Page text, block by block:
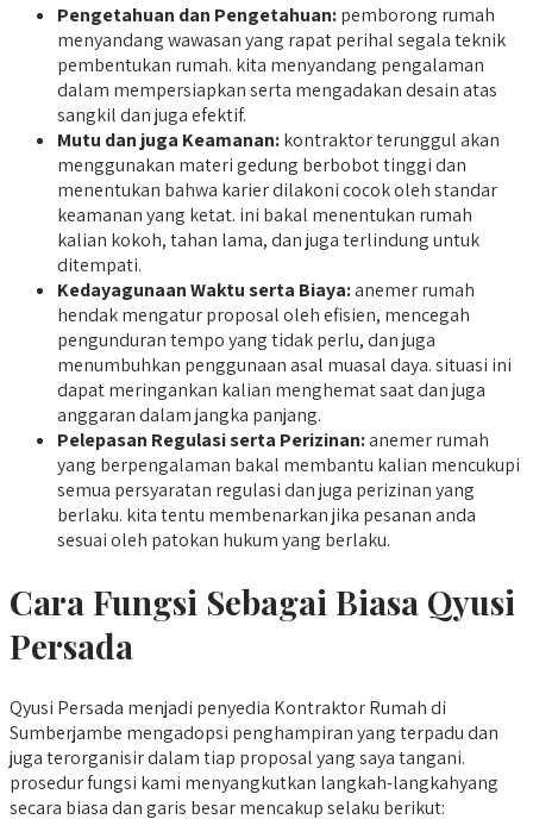
Pengetahuan dan Pengetahuan:pemborong rumah
menyandang wawasan yang rapat perihal segala teknik
pembentukan rumah. kita menyandang pengalaman
dalam mempersiapkan serta mengadakan desain atas
sangkil dan juga efektif.
Mutu dan juga Keamanan:kontraktor terunggul akan
menggunakan materi gedung berbobot tinggi dan
menentukan bahwa karier dilakoni cocok oleh standar
keamanan yang ketat. ini bakal menentukan rumah
kalian kokoh, tahan lama, dan juga terlindung untuk
ditempati.
Kedayagunaan Waktu serta Biaya:anemer rumah
hendak mengatur proposal oleh efisien, mencegah
pengunduran tempo yang tidak perlu, dan juga
menumbuhkan penggunaan asal muasal daya. situasi ini
dapat meringankan kalian menghemat saat dan juga
anggaran dalam jangka panjang.
Pelepasan Regulasi serta Perizinan:anemer rumah
yang berpengalaman bakal membantu kalian mencukupi
semua persyaratan regulasi dan juga perizinan yang
berlaku. kita tentu membenarkan jika pesanan anda
sesuai oleh patokan hukum yang berlaku.
Cara Fungsi Sebagai Biasa Qyusi
Persada
Qyusi Persada menjadi penyedia Kontraktor Rumah di
Sumberjambe mengadopsi penghampiran yang terpadu dan
juga terorganisir dalam tiap proposal yang saya tangani.
prosedur fungsi kami menyangkutkan langkah-langkahyang
secara biasa dan garis besar mencakup selaku berikut: